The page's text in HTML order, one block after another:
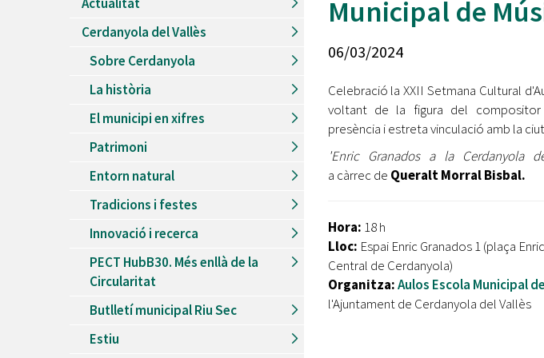
Recursos Humans
Del26/06/2026al30/08/2026
Patis oberts temporada d'estiu
Piscines d'estiu a Cerdanyola
Del01/06/2026al30/09/2026
Refugis climàtics a Cerdanyola
Jocs d'aigua del Parc Cordelles
Del01/07/2024al31/08/2026
Decorem! Conte 'La truita de nabius'
Oberta la convocatòria d'Ajuts
jove 2026
Cerdanyola opta a més de 5
l'entorn de l'avinguda Catalunya
El FIT presenta el cartell de la
L’Ajuntament reparteix ulleres
Cerdanyola del Vallès
Sobre Cerdanyola
La història
El municipi en xifres
Patrimoni
Entorn natural
Tradicions i festes
Innovació i recerca
PECT HubB30. Més enllà de la
Circularitat
Butlletí municipal Riu Sec
Estiu
Municipal de
06/03/2024
Celebració la XXII Setmana Cultural
voltant de la figura del compositor
presència i estreta vinculació amb la
'Enric Granados a la Cerdanyola
a càrrec de Queralt Morral Bisbal.
Hora: 18 h
Lloc: Espai Enric Granados 1 (plaça
Central de Cerdanyola)
Organitza:Aulos Escola Municipal
l'Ajuntament de Cerdanyola del Vallès